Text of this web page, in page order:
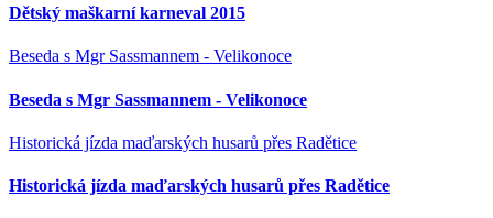
Dětský maškarní karneval 2015
Beseda s Mgr Sassmannem - Velikonoce
Beseda s Mgr Sassmannem - Velikonoce
Historická jízda maďarských husarů přes Radětice
Historická jízda maďarských husarů přes Radětice